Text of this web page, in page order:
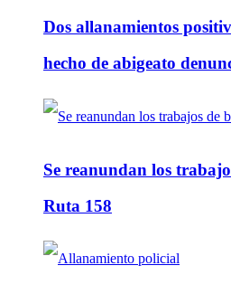
Dos allanamientos
hecho de abigeato
Se reanundan los
Ruta 158